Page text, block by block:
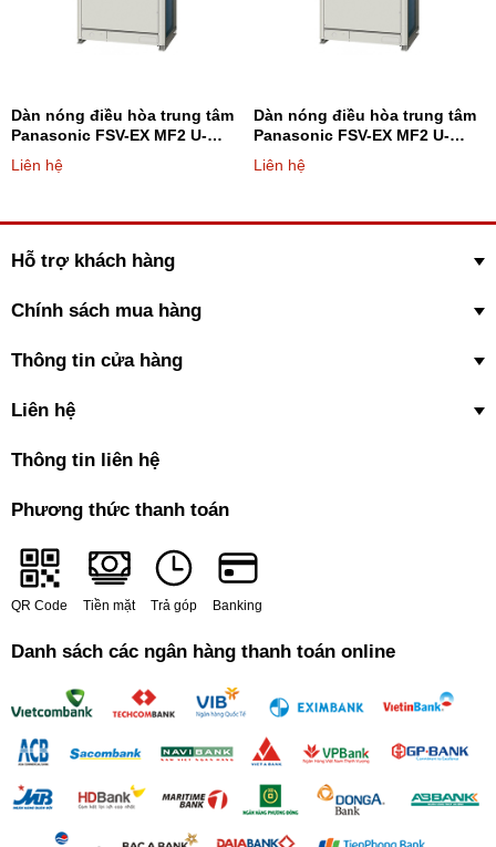
Dàn nóng điều hòa trung tâm
Panasonic FSV-EX MF2 U-
14ME2H7 14HP - Loại 2 chiều
Liên hệ
Dàn nóng điều hòa trung tâm
Panasonic FSV-EX MF2 U-
16ME2H7 16HP - Loại 2 chiều
Liên hệ
Hỗ trợ khách hàng
Chính sách mua hàng
Thông tin cửa hàng
Liên hệ
Thông tin liên hệ
Phương thức thanh toán
QR Code Tiền mặt Trả góp Banking
Danh sách các ngân hàng thanh toán online